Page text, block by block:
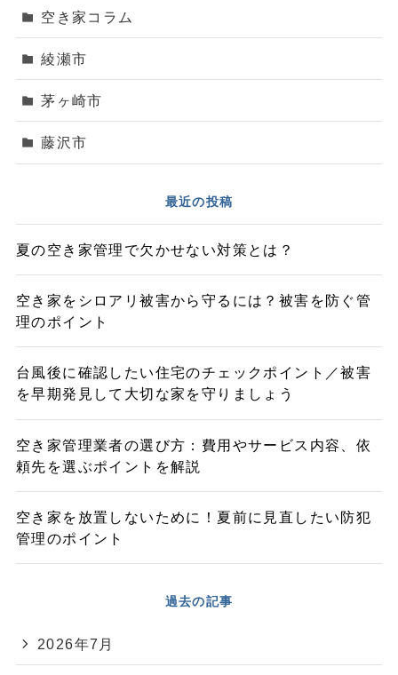
空き家コラム
綾瀬市
茅ヶ崎市
藤沢市
最近の投稿
夏の空き家管理で欠かせない対策とは？
空き家をシロアリ被害から守るには？被害を防ぐ管
理のポイント
台風後に確認したい住宅のチェックポイント／被害
を早期発見して大切な家を守りましょう
空き家管理業者の選び方：費用やサービス内容、依
頼先を選ぶポイントを解説
空き家を放置しないために！夏前に見直したい防犯
管理のポイント
過去の記事
2026年7月